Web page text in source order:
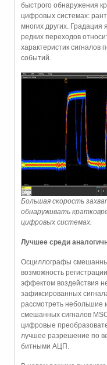
быстрого обнаружения
цифровых системах:
многих других. Градация
редких переходов
характеристик сигналов
событий.
Большая скорость
обнаруживать
цифровых системах.
Лучшее среди
Осциллографы
возможность
эффектом воздействия
зафиксированных
рассмотреть небольшие
смешанных сигналов
цифровые
лучшее разрешение по
битными АЦП.